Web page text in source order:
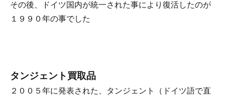
その後、ドイツ国内が統一された事により復活したのが
１９９０年の事でした
タンジェント買取品
２００５年に発表された、タンジェント（ドイツ語で直